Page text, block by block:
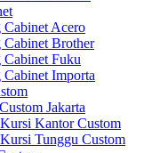
Acero
Brother
Fuku
Importa
Jakarta
Kursi Kantor Custom
Kursi Tunggu Custom